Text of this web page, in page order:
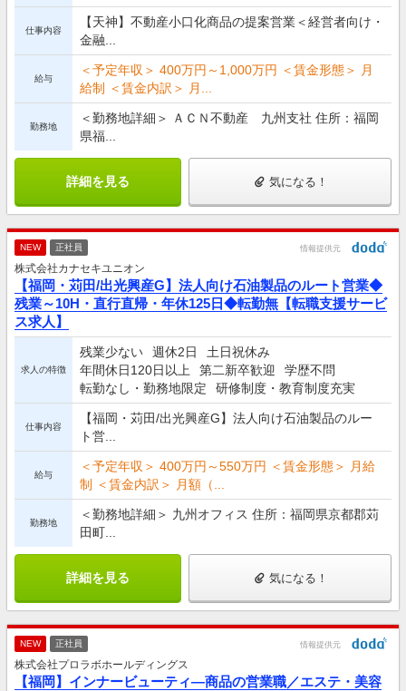
仕事内容
【天神】不動産小口化商品の提案営業＜経営者向け・
金融...
給与
＜予定年収＞ 400万円～1,000万円 ＜賃金形態＞ 月
給制 ＜賃金内訳＞ 月...
勤務地
＜勤務地詳細＞ ＡＣＮ不動産 九州支社 住所：福岡
県福...
詳細を見る 気になる！
NEW 正社員 情報提供元
株式会社カナセキユニオン
【福岡・苅田/出光興産G】法人向け石油製品のルート営業◆
残業～10H・直行直帰・年休125日◆転勤無【転職支援サービ
ス求人】
求人の特徴
残業少ない 週休2日
土日祝休み
年間休日120日以上
第二新卒歓迎
学歴不問
転勤なし・勤務地限定
研修制度・教育制度充実
仕事内容
【福岡・苅田/出光興産G】法人向け石油製品のルー
ト営...
給与
＜予定年収＞ 400万円～550万円 ＜賃金形態＞ 月給
制 ＜賃金内訳＞ 月額（...
勤務地
＜勤務地詳細＞ 九州オフィス 住所：福岡県京都郡苅
田町...
詳細を見る 気になる！
NEW 正社員 情報提供元
株式会社プロラボホールディングス
【福岡】インナービューティ―商品の営業職／エステ・美容